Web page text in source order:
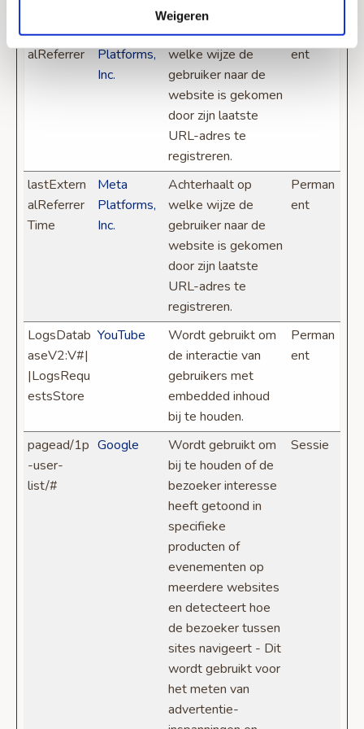
Weigeren
lastExtern
alReferrer
Meta
Platforms,
Inc.
Achterhaalt op
welke wijze de
gebruiker naar de
website is gekomen
door zijn laatste
URL-adres te
registreren.
Perman
ent
lastExtern
alReferrer
Time
Meta
Platforms,
Inc.
Achterhaalt op
welke wijze de
gebruiker naar de
website is gekomen
door zijn laatste
URL-adres te
registreren.
Perman
ent
LogsDatab
aseV2:V#|
|LogsRequ
estsStore
YouTube
Wordt gebruikt om
de interactie van
gebruikers met
embedded inhoud
bij te houden.
Perman
ent
pagead/1p
-user-
list/#
Google
Wordt gebruikt om
bij te houden of de
bezoeker interesse
heeft getoond in
specifieke
producten of
evenementen op
meerdere websites
en detecteert hoe
de bezoeker tussen
sites navigeert - Dit
wordt gebruikt voor
het meten van
advertentie-
Sessie